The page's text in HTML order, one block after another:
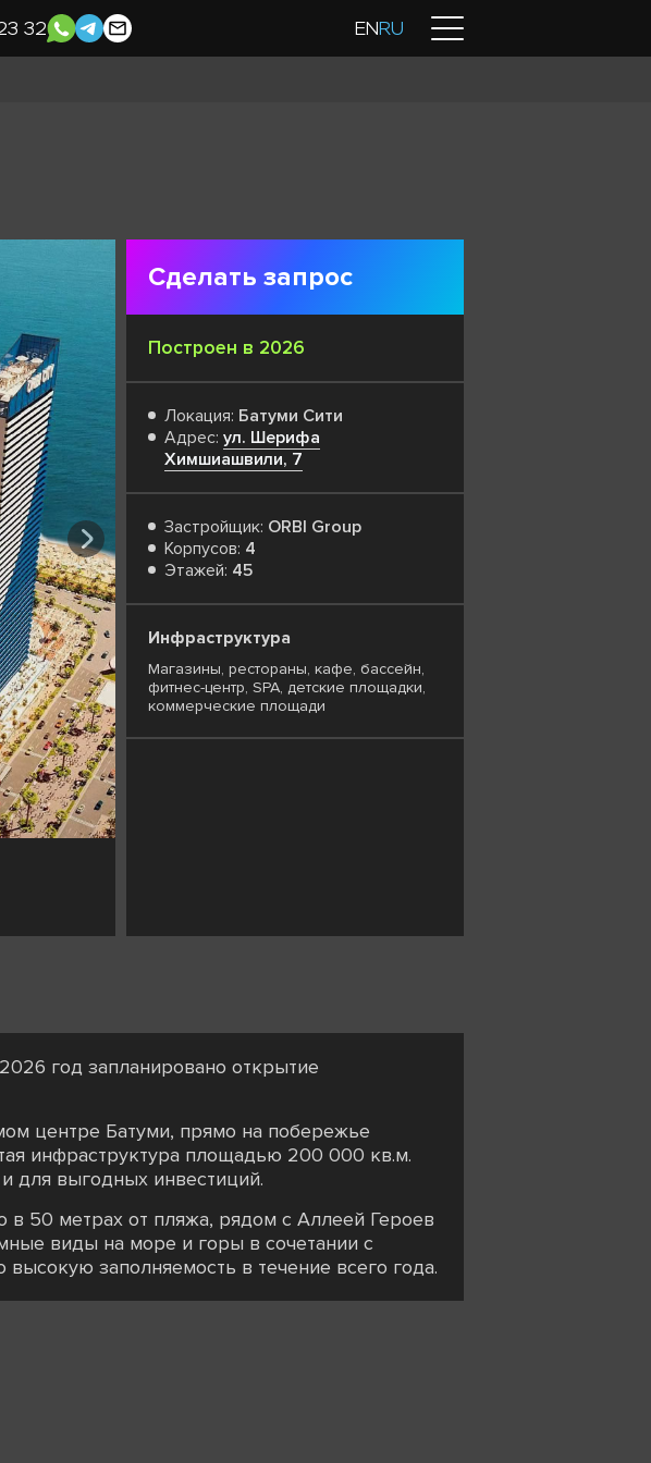
32 ENRU
Сделать запрос
Построен в 2026
Локация: Батуми Сити
Адрес: ул. Шерифа
Химшиашвили, 7
Застройщик: ORBI Group
Корпусов: 4
Этажей: 45
Инфраструктура
Магазины, рестораны, кафе, бассейн,
фитнес-центр, SPA, детские площадки,
коммерческие площади
год запланировано открытие
центре Батуми, прямо на побережье
инфраструктура площадью 200 000 кв.м.
для выгодных инвестиций.
в 50 метрах от пляжа, рядом с Аллеей Героев
виды на море и горы в сочетании с
заполняемость в течение всего года.